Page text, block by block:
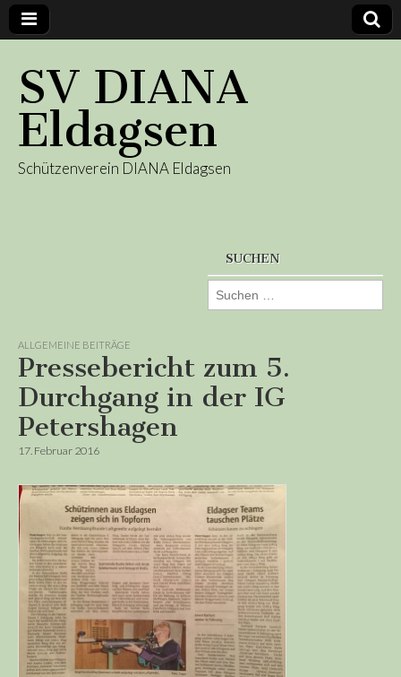
SV DIANA
Eldagsen
Schützenverein DIANA Eldagsen
SUCHEN
Suchen
nach:
ALLGEMEINE BEITRÄGE
Pressebericht zum 5.
Durchgang in der IG
Petershagen
17. Februar 2016